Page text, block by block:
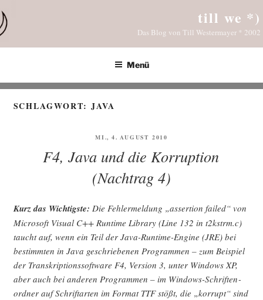
Inhalt
springen
till we *)
Das Blog von Till Westermayer * 2002
Menü
SCHLAGWORT:JAVA
VERÖFFENTLICHT
MI., 4. AUGUST 2010
F4, Java und die Korruption
(Nachtrag 4)
Kurz das Wich­tigs­te: Die Feh­ler­mel­dung „asser­ti­on fai­led“ von
Micro­soft Visu­al C++ Run­time Libra­ry (Line 132 in t2kstrm.c)
taucht auf, wenn ein Teil der Java-Run­time-Engi­ne (JRE) bei
bestimm­ten in Java geschrie­be­nen Pro­gram­men – zum Bei­spiel
der Tran­skrip­ti­ons­soft­ware F4, Ver­si­on 3, unter Win­dows XP,
aber auch bei ande­ren Pro­gram­men – im Win­dows-Schrif­ten­
ord­ner auf Schrift­ar­ten im For­mat TTF stößt, die „kor­rupt“ sind